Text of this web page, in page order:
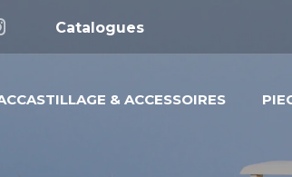
Catalogues
& ACCESSOIRES